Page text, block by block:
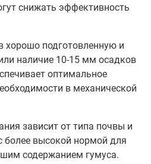
снижать эффективность
хорошо подготовленную и
наличие 10-15 мм осадков
оптимальное
в механической
зависит от типа почвы и
более высокой нормой для
содержанием гумуса.